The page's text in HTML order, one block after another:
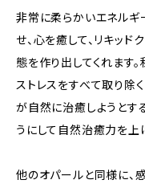
非常に柔らかいエネルギ
せ、心を癒して、リキッ
態を作り出してくれます
ストレスをすべて取り除
が自然に治癒しようとす
うにして自然治癒力を上
他のオパールと同様に、